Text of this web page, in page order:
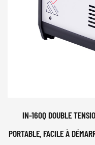
IN-160Q DOUBLE
PORTABLE, FACILE À